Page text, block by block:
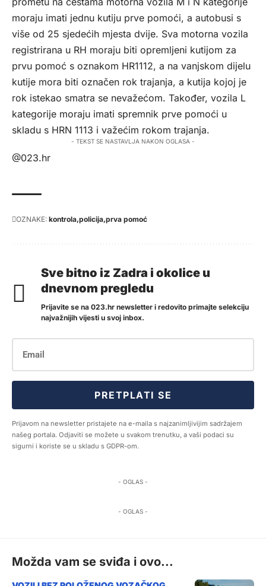
moraju imati jednu kutiju prve pomoći, a autobusi s
više od 25 sjedećih mjesta dvije. Sva motorna vozila
registrirana u RH moraju biti opremljeni kutijom za
prvu pomoć s oznakom HR1112, a na vanjskom dijelu
kutije mora biti označen rok trajanja, a kutija kojoj je
rok istekao smatra se nevažećom. Također, vozila L
kategorije moraju imati spremnik prve pomoći u
skladu s HRN 1113 i važećim rokom trajanja.
- TEKST SE NASTAVLJA NAKON OGLASA -
@023.hr
OZNAKE: kontrola policija prva pomoć
Sve bitno iz Zadra i okolice u
dnevnom pregledu
Prijavite se na 023.hr newsletter i redovito primajte selekciju
najvažnijih vijesti u svoj inbox.
PRETPLATI SE
Prijavom na newsletter pristajete na e-maila s najzanimljivijim sadržajem
našeg portala. Odjaviti se možete u svakom trenutku, a vaši podaci su
sigurni i koriste se u skladu s GDPR-om.
- OGLAS -
- OGLAS -
Možda vam se sviđa i ovo...